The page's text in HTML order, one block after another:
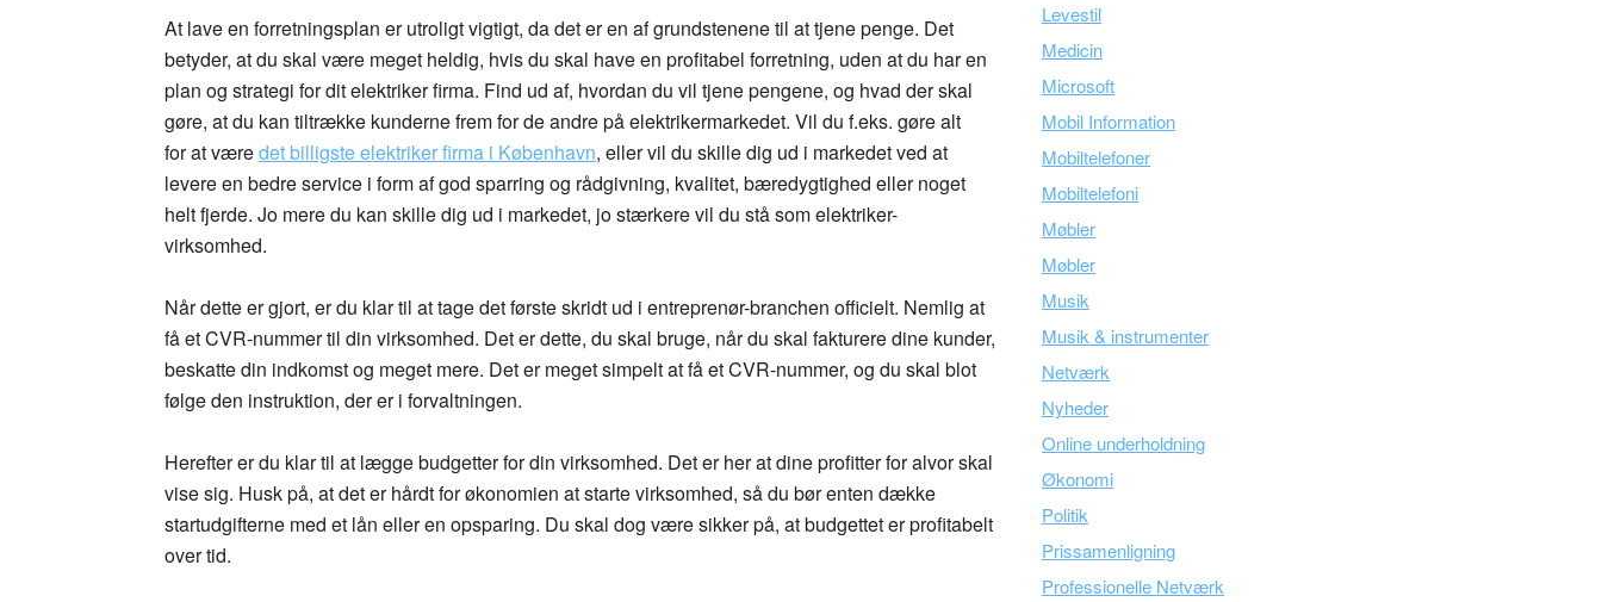
At lave en forretningsplan er utroligt vigtigt, da det er en af grundstenene til at tjene penge. Det
betyder, at du skal være meget heldig, hvis du skal have en profitabel forretning, uden at du har en
plan og strategi for dit elektriker firma. Find ud af, hvordan du vil tjene pengene, og hvad der skal
gøre, at du kan tiltrække kunderne frem for de andre på elektrikermarkedet. Vil du f.eks. gøre alt
for at væredet billigste elektriker firma i København, eller vil du skille dig ud i markedet ved at
levere en bedre service i form af god sparring og rådgivning, kvalitet, bæredygtighed eller noget
helt fjerde. Jo mere du kan skille dig ud i markedet, jo stærkere vil du stå som elektriker-
virksomhed.
Når dette er gjort, er du klar til at tage det første skridt ud i entreprenør-branchen officielt. Nemlig at
få et CVR-nummer til din virksomhed. Det er dette, du skal bruge, når du skal fakturere dine kunder,
beskatte din indkomst og meget mere. Det er meget simpelt at få et CVR-nummer, og du skal blot
følge den instruktion, der er i forvaltningen.
Herefter er du klar til at lægge budgetter for din virksomhed. Det er her at dine profitter for alvor skal
vise sig. Husk på, at det er hårdt for økonomien at starte virksomhed, så du bør enten dække
startudgifterne med et lån eller en opsparing. Du skal dog være sikker på, at budgettet er profitabelt
over tid.
Levestil
Medicin
Microsoft
Mobil Information
Mobiltelefoner
Mobiltelefoni
Møbler
Møbler
Musik
Musik & instrumenter
Netværk
Nyheder
Online underholdning
Økonomi
Politik
Prissamenligning
Professionelle Netværk